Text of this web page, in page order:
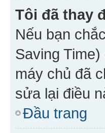
Tôi đã thay
Nếu bạn
Saving
máy chủ đã
sửa lại điều
Đầu trang